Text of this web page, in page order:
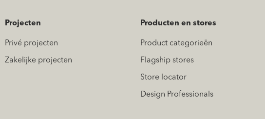
Projecten
Privé projecten
Zakelijke projecten
Producten en stores
Product categorieën
Flagship stores
Store locator
Design Professionals